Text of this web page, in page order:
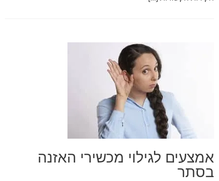
אמצעים לגילוי מכשירי האזנה
בסתר